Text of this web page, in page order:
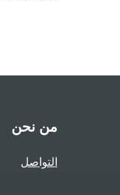
من نحن
التواصل